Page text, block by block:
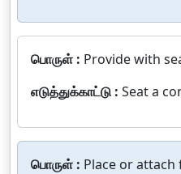
பொருள் : Provide with
எடுத்துக்காட்டு : Seat a
பொருள் : Place or attach